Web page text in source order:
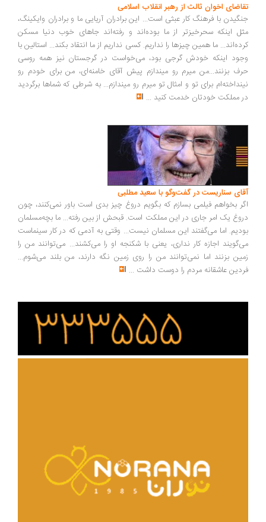
تقاضای اخوان ثالث از رهبر انقلاب اسلامی
جنگیدن با فرهنگ کار عبثی است... این برادران آریایی ما و برادران وایکینگ،
مثل اینکه سحرخیزتر از ما بوده‌اند و رفته‌اند جاهای خوب دنیا مسکن
کرده‌اند... ما همین چیزها را نداریم. کسی نداریم از ما انتقاد بکند... استالین با
وجود اینکه خودش گرجی بود، می‌خواست در گرجستان نیز همه روسی
حرف بزنند...من میرم رو میندازم پیش آقای خامنه‌ای، من برای خودم رو
نینداخته‌ام برای تو و امثال تو میرم رو میندازم... به شرطی که شماها برگردید
در مملکت خودتان خدمت کنید ...
آقای سناریست در گفت‌وگو با سعید مطلبی
اگر بخواهم فیلمی بسازم که بگویم دروغ چیز بدی است باور نمی‌کنند، چون
دروغ یک امر جاری در این مملکت است. قبحش از بین رفته... ما بچه‌مسلمان
بودیم. اما می‌گفتند این مسلمان نیست... وقتی به آدمی که در کار سینماست
می‌گویند اجازه کار نداری، یعنی با شکنجه او را می‌کشند... می‌توانند من را
زمین بزنند اما نمی‌توانند من را روی زمین نگه دارند، من بلند می‌شوم...
فردین عاشقانه مردم را دوست داشت ...